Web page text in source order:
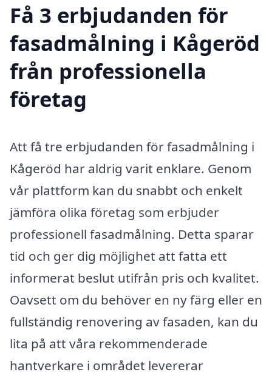
Få 3 erbjudanden för
fasadmålning i Kågeröd
från professionella
företag
Att få tre erbjudanden för fasadmålning i
Kågeröd har aldrig varit enklare. Genom
vår plattform kan du snabbt och enkelt
jämföra olika företag som erbjuder
professionell fasadmålning. Detta sparar
tid och ger dig möjlighet att fatta ett
informerat beslut utifrån pris och kvalitet.
Oavsett om du behöver en ny färg eller en
fullständig renovering av fasaden, kan du
lita på att våra rekommenderade
hantverkare i området levererar